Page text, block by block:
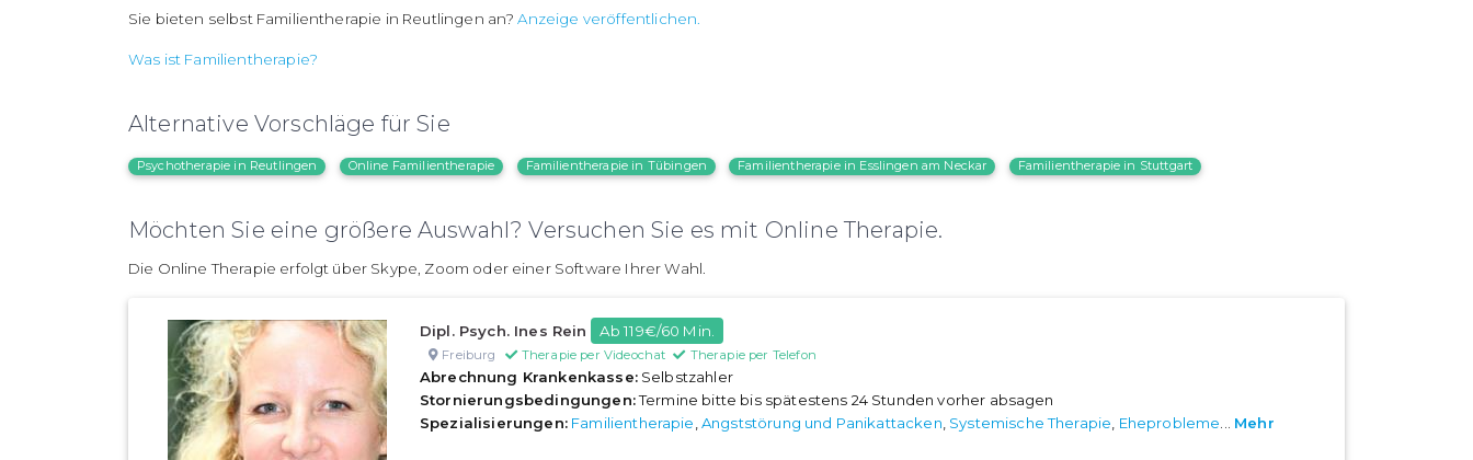
Sie bieten selbst Familientherapie in Reutlingen an?Anzeige veröffentlichen.
Was ist Familientherapie?
Alternative Vorschläge für Sie
Psychotherapie in Reutlingen Online Familientherapie Familientherapie in Tübingen Familientherapie in Esslingen am Neckar Familientherapie in Stuttgart
Möchten Sie eine größere Auswahl? Versuchen Sie es mit Online Therapie.
Die Online Therapie erfolgt über Skype, Zoom oder einer Software Ihrer Wahl.
Dipl. Psych. Ines Rein Ab 119€/60 Min.
Freiburg Therapie per Videochat Therapie per Telefon
Abrechnung Krankenkasse:Selbstzahler
Stornierungsbedingungen:Termine bitte bis spätestens 24 Stunden vorher absagen
Spezialisierungen: Familientherapie,Angststörung und Panikattacken, Systemische Therapie, Eheprobleme... Mehr